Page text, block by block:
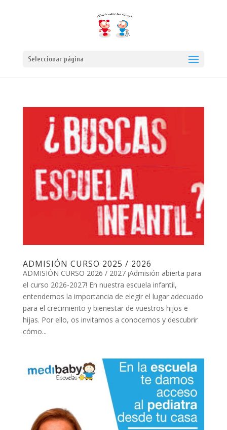
Seleccionar página
ADMISIÓN CURSO 2025 / 2026
ADMISIÓN CURSO 2026 / 2027 ¡Admisión abierta para
el curso 2026-2027! En nuestra escuela infantil,
entendemos la importancia de elegir el lugar adecuado
para el crecimiento y bienestar de vuestros hijos e
hijas. Por ello, os invitamos a conocernos y descubrir
cómo...